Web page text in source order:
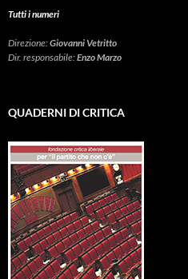
Tutti i numeri
Direzione:Giovanni Vetritto
Dir. responsabile:Enzo Marzo
QUADERNI DI CRITICA